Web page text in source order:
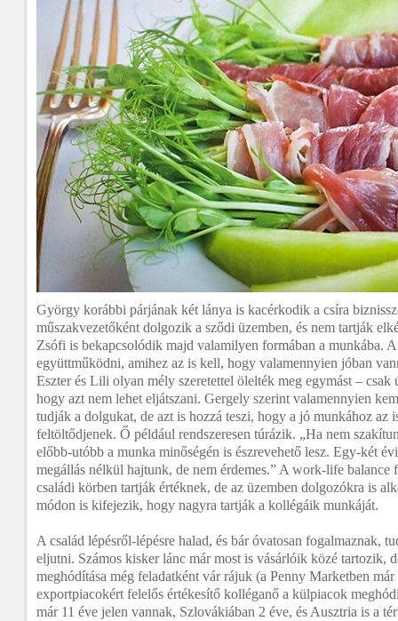
György korábbi párjának két lánya is kacérkodik a csíra
műszakvezetőként dolgozik a sződi üzemben, és nem tartják
Zsófi is bekapcsolódik majd valamilyen formában a munkába.
együttműködni, amihez az is kell, hogy valamennyien jóban
Eszter és Lili olyan mély szeretettel ölelték meg egymást – csak
hogy azt nem lehet eljátszani. Gergely szerint valamennyien
tudják a dolgukat, de azt is hozzá teszi, hogy a jó munkához az
feltöltődjenek. Ő például rendszeresen túrázik. „Ha nem
előbb-utóbb a munka minőségén is észrevehető lesz. Egy-két
megállás nélkül hajtunk, de nem érdemes.” A work-life balance
családi körben tartják értéknek, de az üzemben dolgozókra is
módon is kifejezik, hogy nagyra tartják a kollégáik munkáját.
A család lépésről-lépésre halad, és bár óvatosan fogalmaznak,
eljutni. Számos kisker lánc már most is vásárlóik közé tartozik,
meghódítása még feladatként vár rájuk (a Penny Marketben
exportpiacokért felelős értékesítő kolléganő a külpiacok
már 11 éve jelen vannak, Szlovákiában 2 éve, és Ausztria is a